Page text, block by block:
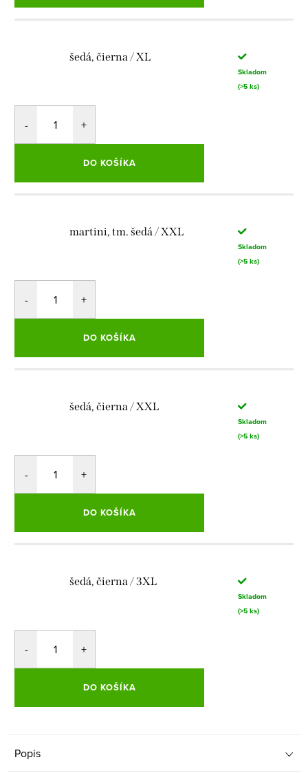
šedá, čierna / XL
Skladom
(>5 ks)
DO KOŠÍKA
martini, tm. šedá / XXL
Skladom
(>5 ks)
DO KOŠÍKA
šedá, čierna / XXL
Skladom
(>5 ks)
DO KOŠÍKA
šedá, čierna / 3XL
Skladom
(>5 ks)
DO KOŠÍKA
Popis